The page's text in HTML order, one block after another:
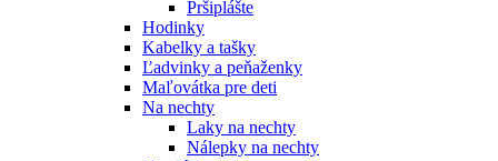
Pršiplášte
Hodinky
Kabelky a tašky
Ľadvinky a peňaženky
Maľovátka pre deti
Na nechty
Laky na nechty
Nálepky na nechty